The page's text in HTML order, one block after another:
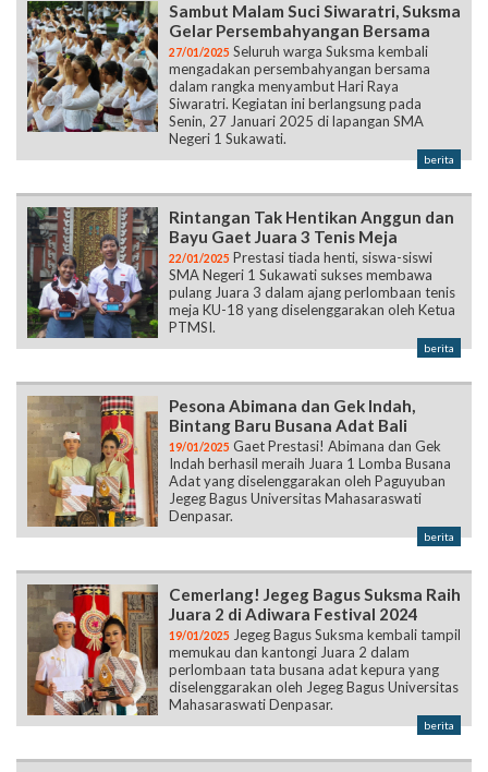
Sambut Malam Suci Siwaratri, Suksma
Gelar Persembahyangan Bersama
27/01/2025 Seluruh warga Suksma kembali
mengadakan persembahyangan bersama
dalam rangka menyambut Hari Raya
Siwaratri. Kegiatan ini berlangsung pada
Senin, 27 Januari 2025 di lapangan SMA
Negeri 1 Sukawati.
berita
Rintangan Tak Hentikan Anggun dan
Bayu Gaet Juara 3 Tenis Meja
22/01/2025 Prestasi tiada henti, siswa-siswi
SMA Negeri 1 Sukawati sukses membawa
pulang Juara 3 dalam ajang perlombaan tenis
meja KU-18 yang diselenggarakan oleh Ketua
PTMSI.
berita
Pesona Abimana dan Gek Indah,
Bintang Baru Busana Adat Bali
19/01/2025 Gaet Prestasi! Abimana dan Gek
Indah berhasil meraih Juara 1 Lomba Busana
Adat yang diselenggarakan oleh Paguyuban
Jegeg Bagus Universitas Mahasaraswati
Denpasar.
berita
Cemerlang! Jegeg Bagus Suksma Raih
Juara 2 di Adiwara Festival 2024
19/01/2025 Jegeg Bagus Suksma kembali tampil
memukau dan kantongi Juara 2 dalam
perlombaan tata busana adat kepura yang
diselenggarakan oleh Jegeg Bagus Universitas
Mahasaraswati Denpasar.
berita